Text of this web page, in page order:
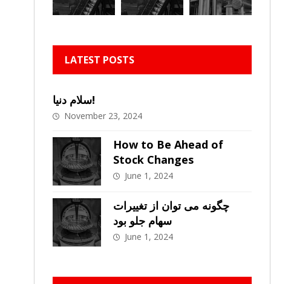
LATEST POSTS
سلام دنیا!
November 23, 2024
How to Be Ahead of
Stock Changes
June 1, 2024
چگونه می توان از تغییرات
سهام جلو بود
June 1, 2024